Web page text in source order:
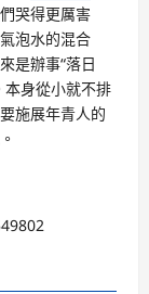
哭得更厲害
泡水的混合
是辦事“落日
本身從小就不排
施展年青人的